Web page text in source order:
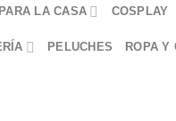
LA CASA COSPLAY
PELUCHES ROPA Y